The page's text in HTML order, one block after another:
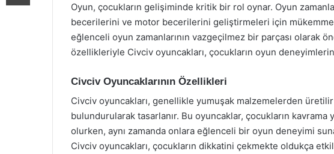
Oyun, çocukların gelişiminde kritik bir rol oynar. Oyun
becerilerini ve motor becerilerini geliştirmeleri için
eğlenceli oyun zamanlarının vazgeçilmez bir parçası olarak
özellikleriyle Civciv oyuncakları, çocukların oyun
Civciv Oyuncaklarının Özellikleri
Civciv oyuncakları, genellikle yumuşak malzemelerden
bulundurularak tasarlanır. Bu oyuncaklar, çocukların
olurken, aynı zamanda onlara eğlenceli bir oyun deneyimi
Civciv oyuncakları, çocukların dikkatini çekmekte oldukça